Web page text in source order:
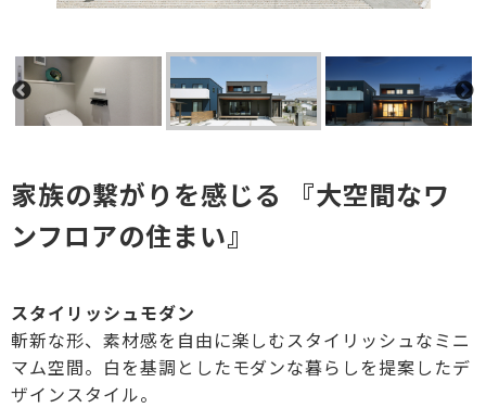
家族の繋がりを感じる 『大空間なワ
ンフロアの住まい』
スタイリッシュモダン
斬新な形、素材感を自由に楽しむスタイリッシュなミニ
マム空間。白を基調としたモダンな暮らしを提案したデ
ザインスタイル。